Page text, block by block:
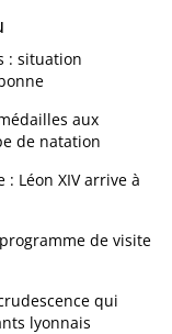
: situation
aux
de natation
: Léon XIV arrive à
de visite
qui
lyonnais